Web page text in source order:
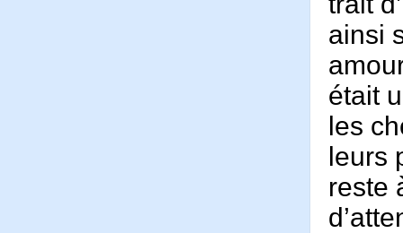
ainsi
était
les
leurs
reste